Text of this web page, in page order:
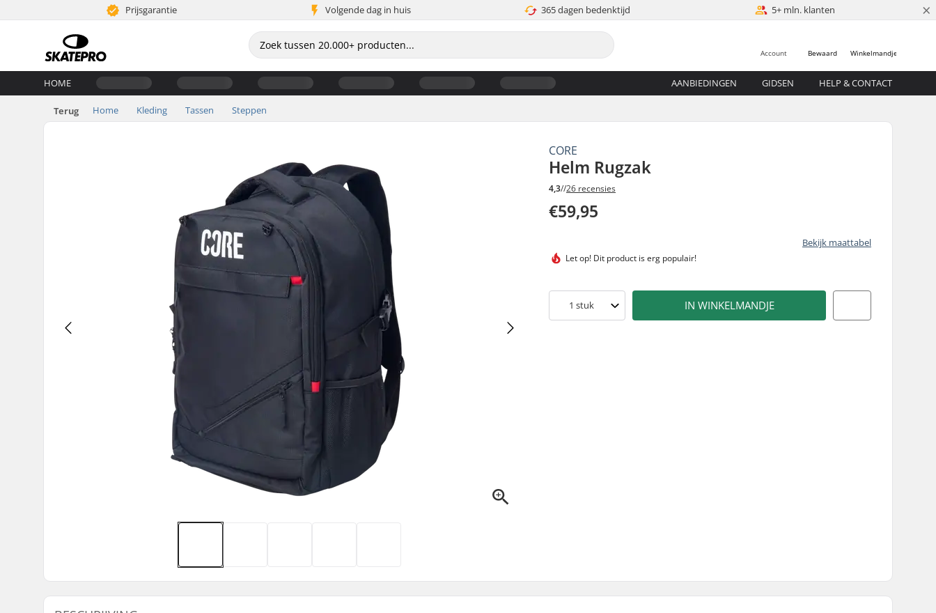
Prijsgarantie Volgende dag in huis 365 dagen bedenktijd 5+ mln. klanten ×
Winkelmandje
Bewaard
Account
HOME AANBIEDINGEN GIDSEN HELP & CONTACT
Terug Home Kleding Tassen Steppen
CORE
Helm Rugzak
4,3//26 recensies
€59,95
Bekijk maattabel
Let op! Dit product iserg populair!
1 stuk IN WINKELMANDJE